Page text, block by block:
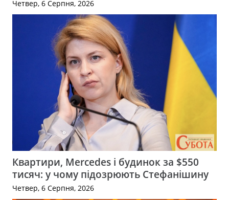
Четвер, 6 Серпня, 2026
Квартири, Mercedes і будинок за $550
тисяч: у чому підозрюють Стефанішину
Четвер, 6 Серпня, 2026